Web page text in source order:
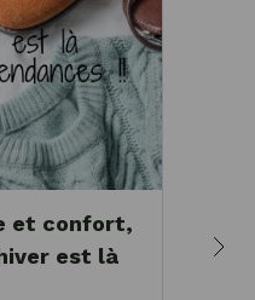
et confort,
est là